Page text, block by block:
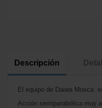
Descripción
El equipo de Daiwa Mosca
Acción semiparabólica muy